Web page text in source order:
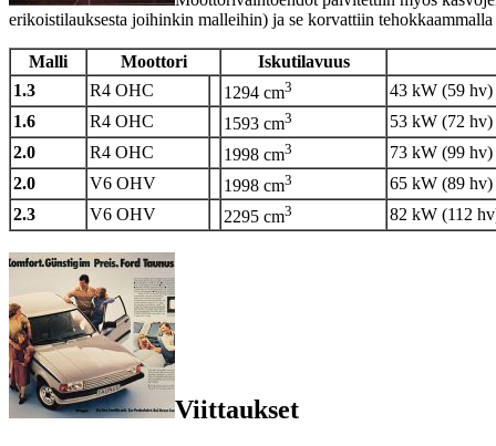
erikoistilauksesta joihinkin malleihin) ja se korvattiin
Malli Moottori Iskutilavuus
1.3
R4 OHC 1294 cm3 43 kW (59
1.6
R4 OHC 1593 cm3 53 kW (72
2.0
R4 OHC 1998 cm3 73 kW (99
2.0
V6 OHV 1998 cm3 65 kW (89
2.3
V6 OHV 2295 cm3 82 kW (112
Viittaukset